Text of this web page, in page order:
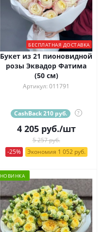
БЕСПЛАТНАЯ ДОСТАВКА
Букет из 21 пионовидной
розы Эквадор Фатима
(50 см)
Артикул: 011791
CashBack 210 руб. ?
4 205руб./шт
5 257 руб.
-25%
Экономия 1 052 руб.
НОВИНКА